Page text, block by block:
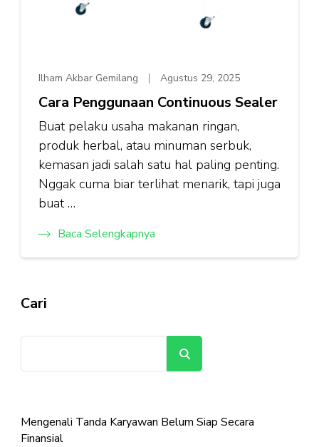
Ilham Akbar Gemilang Agustus 29, 2025
Cara Penggunaan Continuous Sealer
Buat pelaku usaha makanan ringan,
produk herbal, atau minuman serbuk,
kemasan jadi salah satu hal paling penting.
Nggak cuma biar terlihat menarik, tapi juga
buat …
Baca Selengkapnya
Cari
Mengenali Tanda Karyawan Belum Siap Secara
Finansial